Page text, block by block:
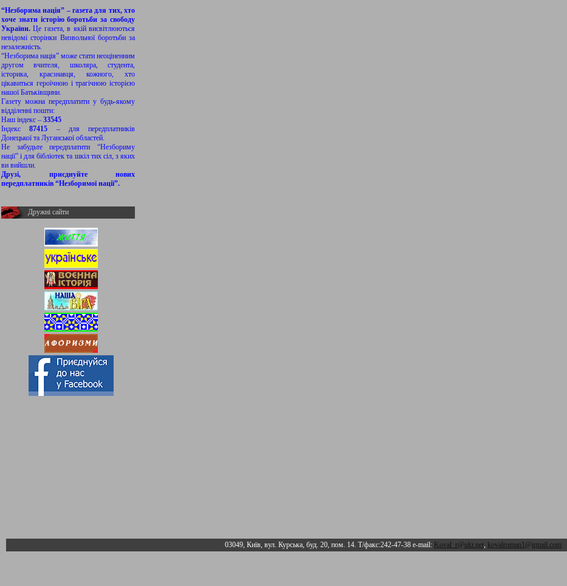
“Незборима нація” – газета для тих, хто
хоче знати історію боротьби за свободу
України.Це газета, в якій висвітлюються
невідомі сторінки Визвольної боротьби за
незалежність.
“Незборима нація” може стати неоціненним
другом вчителя, школяра, студента,
історика, краєзнавця, кожного, хто
цікавиться героїчною і трагічною історією
нашої Батьківщини.
Газету можна передплатити у будь-якому
відділенні пошти:
Наш індекс – 33545
Індекс87415 – для передплатників
Донецької та Луганської областей.
Не забудьте передплатити “Незбориму
нації” і для бібліотек та шкіл тих сіл, з яких
ви вийшли.
Друзі, приєднуйте нових
передплатників “Незборимої нації”.
Дружні сайти
03049, Київ, вул. Курська, буд. 20, пом. 14. Т/факс:242-47-38 e-mail: Koval_r@ukr.net, kovalroman1@gmail.com